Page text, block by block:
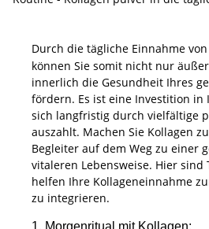
Durch die tägliche Einnahme von
können Sie somit nicht nur
innerlich die Gesundheit Ihres
fördern. Es ist eine Investition in
sich langfristig durch vielfältige
auszahlt. Machen Sie Kollagen
Begleiter auf dem Weg zu einer
vitaleren Lebensweise. Hier sind
helfen Ihre Kollageneinnahme
zu integrieren.
1. Morgenritual mit Kollagen: